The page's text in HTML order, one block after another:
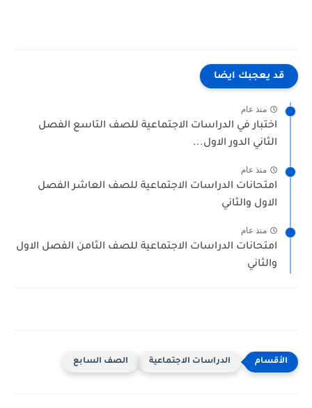
قد يعجبك ايضا
منذ عام
اختبار في الدراسات الاجتماعية للصف التاسع الفصل
الثاني الدور الاول...
منذ عام
امتحانات الدراسات الاجتماعية للصف العاشر الفصل
الاول والثاني
منذ عام
امتحانات الدراسات الاجتماعية للصف الثامن الفصل الاول
والثاني
الدراسات الاجتماعية الصف السابع